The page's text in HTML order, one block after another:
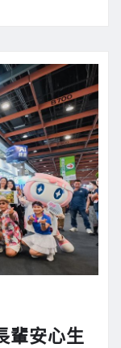
輩安心生